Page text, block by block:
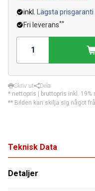
inkl.
Lägsta prisgaranti
Fri leverans**
Skriv ut
Dela
* nettopris | bruttopris inkl. 19%
** Bilden kan skilja sig något
Teknisk Data
Detaljer